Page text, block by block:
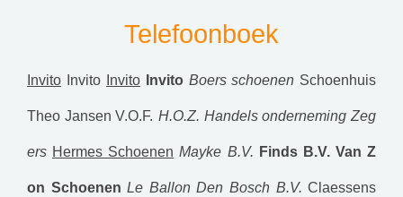
Telefoonboek
Invito Invito Invito Invito Boers schoenen Schoenhuis
Theo Jansen V.O.F. H.O.Z. Handels onderneming Zeg
ers Hermes Schoenen Mayke B.V. Finds B.V. Van Z
on Schoenen Le Ballon Den Bosch B.V. Claessens